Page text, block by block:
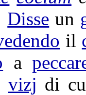
Disse un
il
a
vizj di